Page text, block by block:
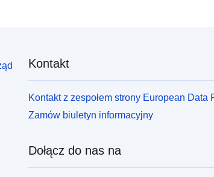
Kontakt
Kontakt z zespołem strony European Data
Zamów biuletyn informacyjny
Dołącz do nas na